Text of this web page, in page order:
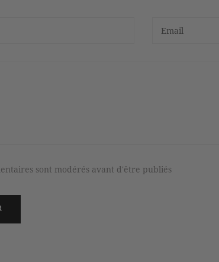
sont modérés avant d'être publiés